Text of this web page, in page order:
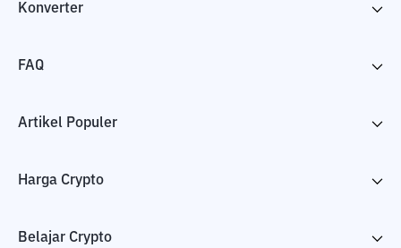
Konverter
FAQ
Artikel Populer
Harga Crypto
Belajar Crypto